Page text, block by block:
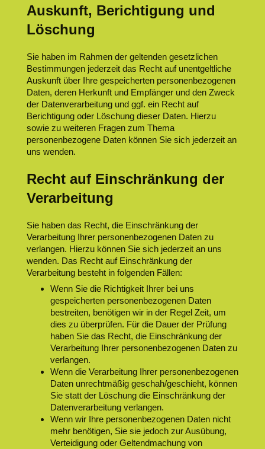
Auskunft, Berichtigung und
Löschung
Sie haben im Rahmen der geltenden gesetzlichen
Bestimmungen jederzeit das Recht auf unentgeltliche
Auskunft über Ihre gespeicherten personenbezogenen
Daten, deren Herkunft und Empfänger und den Zweck
der Datenverarbeitung und ggf. ein Recht auf
Berichtigung oder Löschung dieser Daten. Hierzu
sowie zu weiteren Fragen zum Thema
personenbezogene Daten können Sie sich jederzeit an
uns wenden.
Recht auf Einschränkung der
Verarbeitung
Sie haben das Recht, die Einschränkung der
Verarbeitung Ihrer personenbezogenen Daten zu
verlangen. Hierzu können Sie sich jederzeit an uns
wenden. Das Recht auf Einschränkung der
Verarbeitung besteht in folgenden Fällen:
Wenn Sie die Richtigkeit Ihrer bei uns
gespeicherten personenbezogenen Daten
bestreiten, benötigen wir in der Regel Zeit, um
dies zu überprüfen. Für die Dauer der Prüfung
haben Sie das Recht, die Einschränkung der
Verarbeitung Ihrer personenbezogenen Daten zu
verlangen.
Wenn die Verarbeitung Ihrer personenbezogenen
Daten unrechtmäßig geschah/geschieht, können
Sie statt der Löschung die Einschränkung der
Datenverarbeitung verlangen.
Wenn wir Ihre personenbezogenen Daten nicht
mehr benötigen, Sie sie jedoch zur Ausübung,
Verteidigung oder Geltendmachung von